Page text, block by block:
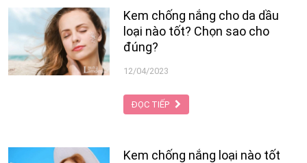
Kem chống nắng cho da dầu
loại nào tốt? Chọn sao cho
đúng?
12/04/2023
ĐỌC TIẾP
Kem chống nắng loại nào tốt